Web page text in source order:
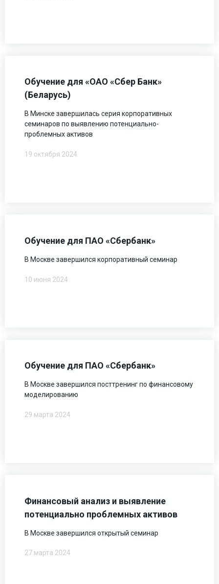
Обучение для «ОАО «Сбер Банк»
(Беларусь)
В Минске завершилась серия корпоративных
семинаров по выявлению потенциально-
проблемных активов
19 октября 2024
Обучение для ПАО «Сбербанк»
В Москве завершился корпоративный семинар
10 июня 2024
Обучение для ПАО «Сбербанк»
В Москве завершился посттренинг по финансовому
моделированию
29 марта 2024
Финансовый анализ и выявление
потенциально проблемных активов
В Москве завершился открытый семинар
27 марта 2024